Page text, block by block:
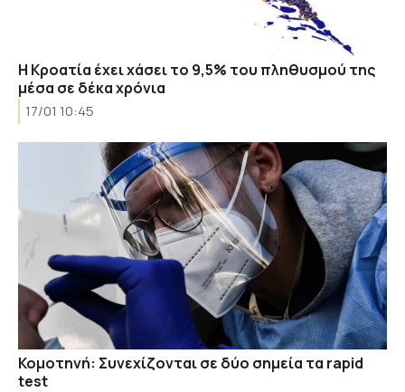
Η Κροατία έχει χάσει το 9,5% του πληθυσμού της
μέσα σε δέκα χρόνια
17/01 10:45
Κομοτηνή: Συνεχίζονται σε δύο σημεία τα rapid
test